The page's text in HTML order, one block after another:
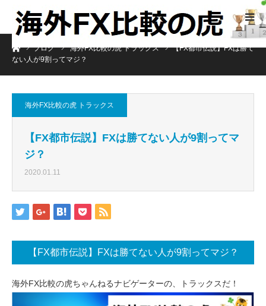
ホームブログ 海外FX比較の虎 トラックス
【FX都市伝説】FXは勝て
ない人が9割ってマジ？
海外FX比較の虎 トラックス
【FX都市伝説】FXは勝てない人が9割ってマ
ジ？
2020.01.11
【FX都市伝説】FXは勝てない人が9割ってマジ？
海外FX比較の虎ちゃんねるナビゲーターの、トラックスだ！